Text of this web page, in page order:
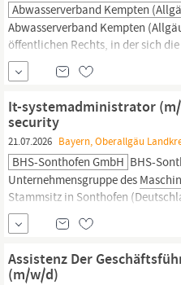
Abwasserverband Kempten
Abwasserverband Kempten
öffentlichen Rechts, in der sich
12 Gemeinden des Landkreises
Abwasserentsorgung
Abwasserverband betreibt ein
mechanisch-biologischen
Denitrifikationsstufe...
It-systemadministrator
security
21.07.2026 Bayern, Oberallgäu
BHS-Sonthofen GmbH BHS-
Unternehmensgruppe des
Stammsitz in Sonthofen
„TRANSFORMING MATERIALS
technische Lösungen und
der mechanischen und
Assistenz Der
(m/w/d)